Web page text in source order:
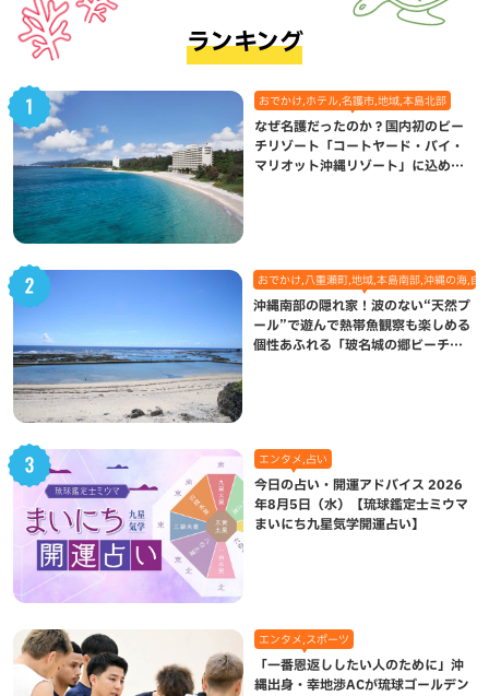
ランキング
おでかけ,ホテル,名護市,地域,本島北部
なぜ名護だったのか？国内初のビー
チリゾート「コートヤード・バイ・
マリオット沖縄リゾート」に込めら
おでかけ,八重瀬町,地域,本島南部,沖縄の海,自
沖縄南部の隠れ家！波のない“天然プ
ール”で遊んで熱帯魚観察も楽しめる
個性あふれる「玻名城の郷ビーチ」
エンタメ,占い
今日の占い・開運アドバイス 2026
年8月5日（水）【琉球鑑定士ミウマ
まいにち九星気学開運占い】
エンタメ,スポーツ
「一番恩返ししたい人のために」沖
縄出身・幸地渉ACが琉球ゴールデン